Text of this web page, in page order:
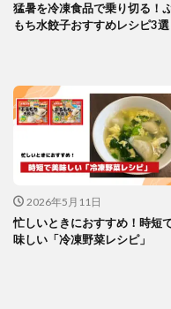
猛暑を冷凍食品で乗り切る！
もち水餃子おすすめレシピ3選
2026年5月11日
忙しいときにおすすめ！時短
味しい「冷凍野菜レシピ」